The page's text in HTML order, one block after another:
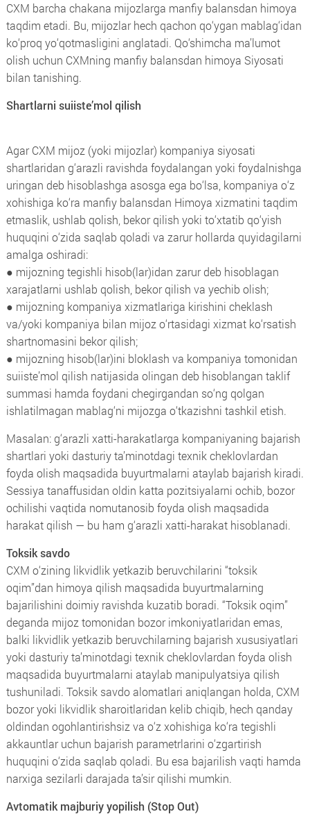
CXM barcha chakana mijozlarga manfiy balansdan himoya
taqdim etadi. Bu, mijozlar hech qachon qo‘ygan mablag‘idan
ko‘proq yo‘qotmasligini anglatadi. Qo‘shimcha ma’lumot
olish uchun CXMning manfiy balansdan himoya Siyosati
bilan tanishing.
Shartlarni suiiste’mol qilish
Agar CXM mijoz (yoki mijozlar) kompaniya siyosati
shartlaridan g‘arazli ravishda foydalangan yoki foydalnishga
uringan deb hisoblashga asosga ega bo‘lsa, kompaniya o‘z
xohishiga ko‘ra manfiy balansdan Himoya xizmatini taqdim
etmaslik, ushlab qolish, bekor qilish yoki to‘xtatib qo‘yish
huquqini o‘zida saqlab qoladi va zarur hollarda quyidagilarni
amalga oshiradi:
● mijozning tegishli hisob(lar)idan zarur deb hisoblagan
xarajatlarni ushlab qolish, bekor qilish va yechib olish;
● mijozning kompaniya xizmatlariga kirishini cheklash
va/yoki kompaniya bilan mijoz o‘rtasidagi xizmat ko‘rsatish
shartnomasini bekor qilish;
● mijozning hisob(lar)ini bloklash va kompaniya tomonidan
suiiste’mol qilish natijasida olingan deb hisoblangan taklif
summasi hamda foydani chegirgandan so‘ng qolgan
ishlatilmagan mablag‘ni mijozga o‘tkazishni tashkil etish.
Masalan: g‘arazli xatti-harakatlarga kompaniyaning bajarish
shartlari yoki dasturiy ta’minotdagi texnik cheklovlardan
foyda olish maqsadida buyurtmalarni ataylab bajarish kiradi.
Sessiya tanaffusidan oldin katta pozitsiyalarni ochib, bozor
ochilishi vaqtida nomutanosib foyda olish maqsadida
harakat qilish — bu ham g‘arazli xatti-harakat hisoblanadi.
Toksik savdo
CXM o‘zining likvidlik yetkazib beruvchilarini “toksik
oqim”dan himoya qilish maqsadida buyurtmalarning
bajarilishini doimiy ravishda kuzatib boradi. “Toksik oqim”
deganda mijoz tomonidan bozor imkoniyatlaridan emas,
balki likvidlik yetkazib beruvchilarning bajarish xususiyatlari
yoki dasturiy ta’minotdagi texnik cheklovlardan foyda olish
maqsadida buyurtmalarni ataylab manipulyatsiya qilish
tushuniladi. Toksik savdo alomatlari aniqlangan holda, CXM
bozor yoki likvidlik sharoitlaridan kelib chiqib, hech qanday
oldindan ogohlantirishsiz va o‘z xohishiga ko‘ra tegishli
akkauntlar uchun bajarish parametrlarini o‘zgartirish
huquqini o‘zida saqlab qoladi. Bu esa bajarilish vaqti hamda
narxiga sezilarli darajada ta’sir qilishi mumkin.
Avtomatik majburiy yopilish (Stop Out)